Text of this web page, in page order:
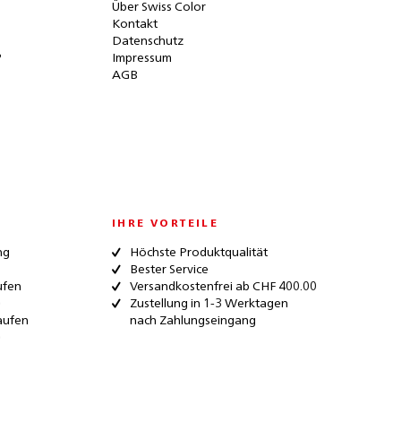
Über Swiss Color
Kontakt
Datenschutz
Impressum
AGB
IHRE VORTEILE
Höchste Produktqualität
Bester Service
Versandkostenfrei ab CHF 400.00
Zustellung in 1-3 Werktagen
nach Zahlungseingang